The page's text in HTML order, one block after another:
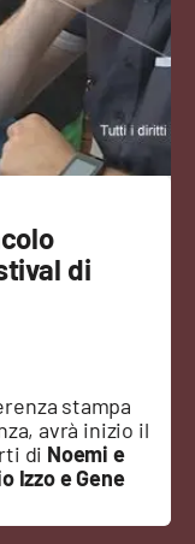
di
stampa
avrà inizio il
di Noemi e
Izzo e Gene